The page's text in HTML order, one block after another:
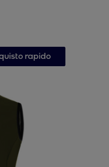
rapido